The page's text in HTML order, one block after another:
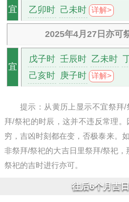
宜 乙卯时 己未时 详解>
2025年4月27日亦可
宜
戊子时 壬辰时 乙未时
己亥时 庚子时 详解>
提示：从黄历上显示不宜祭拜
拜/祭祀的时辰，这并不违反常理
穷，吉凶时刻都在变，否极泰来。
非祭拜/祭祀的大吉日里祭拜/祭祀
祭祀的吉时进行亦可。
往后6个月吉